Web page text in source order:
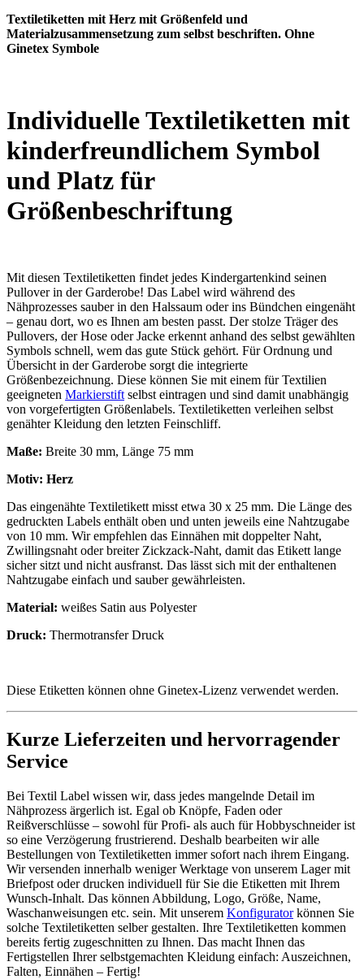
Textiletiketten mit Herz mit Größenfeld und
Materialzusammensetzung zum selbst beschriften. Ohne
Ginetex Symbole
Individuelle Textiletiketten mit
kinderfreundlichem Symbol
und Platz für
Größenbeschriftung
Mit diesen Textiletiketten findet jedes Kindergartenkind seinen
Pullover in der Garderobe! Das Label wird während des
Nähprozesses sauber in den Halssaum oder ins Bündchen eingenäht
– genau dort, wo es Ihnen am besten passt. Der stolze Träger des
Pullovers, der Hose oder Jacke erkennt anhand des selbst gewählten
Symbols schnell, wem das gute Stück gehört. Für Ordnung und
Übersicht in der Garderobe sorgt die integrierte
Größenbezeichnung. Diese können Sie mit einem für Textilien
geeigneten Markierstift selbst eintragen und sind damit unabhängig
von vorgefertigten Größenlabels. Textiletiketten verleihen selbst
genähter Kleidung den letzten Feinschliff.
Maße: Breite 30 mm, Länge 75 mm
Motiv: Herz
Das eingenähte Textiletikett misst etwa 30 x 25 mm. Die Länge des
gedruckten Labels enthält oben und unten jeweils eine Nahtzugabe
von 10 mm. Wir empfehlen das Einnähen mit doppelter Naht,
Zwillingsnaht oder breiter Zickzack-Naht, damit das Etikett lange
sicher sitzt und nicht ausfranst. Das lässt sich mit der enthaltenen
Nahtzugabe einfach und sauber gewährleisten.
Material: weißes Satin aus Polyester
Druck: Thermotransfer Druck
Diese Etiketten können ohne Ginetex-Lizenz verwendet werden.
Kurze Lieferzeiten und hervorragender
Service
Bei Textil Label wissen wir, dass jedes mangelnde Detail im
Nähprozess ärgerlich ist. Egal ob Knöpfe, Faden oder
Reißverschlüsse – sowohl für Profi- als auch für Hobbyschneider ist
so eine Verzögerung frustrierend. Deshalb bearbeiten wir alle
Bestellungen von Textiletiketten immer sofort nach ihrem Eingang.
Wir versenden innerhalb weniger Werktage von unserem Lager mit
Briefpost oder drucken individuell für Sie die Etiketten mit Ihrem
Wunsch-Inhalt. Das können Abbildung, Logo, Größe, Name,
Waschanweisungen etc. sein. Mit unserem Konfiguratorkönnen Sie
solche Textiletiketten selber gestalten. Ihre Textiletiketten kommen
bereits fertig zugeschnitten zu Ihnen. Das macht Ihnen das
Fertigstellen Ihrer selbstgemachten Kleidung einfach: Auszeichnen,
Falten, Einnähen – Fertig!